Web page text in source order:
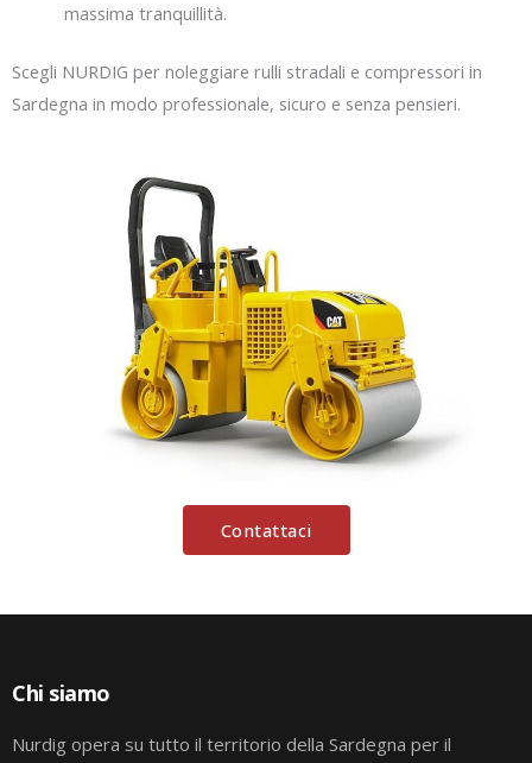
massima tranquillità.
Scegli NURDIG per noleggiare rulli stradali e compressori in
Sardegna in modo professionale, sicuro e senza pensieri.
Contattaci
Chi siamo
Nurdig opera su tutto il territorio della Sardegna per il